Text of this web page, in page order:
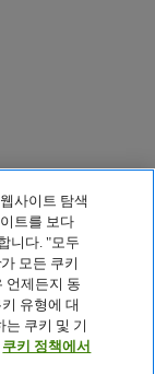
사이트 탐색
트를 보다
니다. "모두
모든 쿠키
언제든지 동
유형에 대
는 쿠키 및 기
쿠키 정책에서